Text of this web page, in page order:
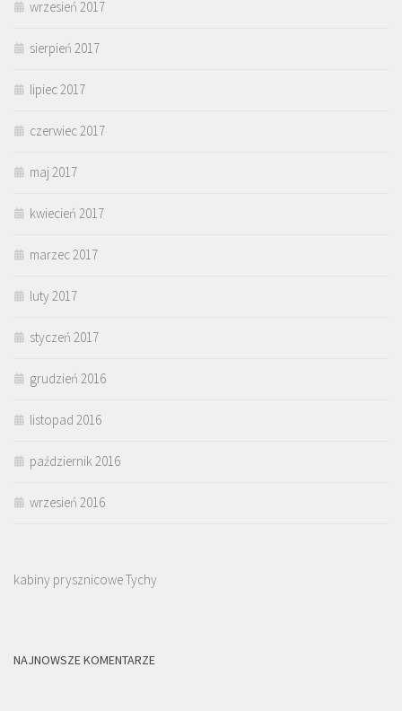
wrzesień 2017
sierpień 2017
lipiec 2017
czerwiec 2017
maj 2017
kwiecień 2017
marzec 2017
luty 2017
styczeń 2017
grudzień 2016
listopad 2016
październik 2016
wrzesień 2016
kabiny prysznicowe Tychy
NAJNOWSZE KOMENTARZE